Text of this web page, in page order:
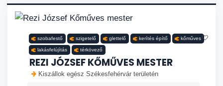
szobafestő szigetelő glettelő kerítés építő kőműves
lakásfelújítás térkövező
REZI JÓZSEF KŐMŰVES MESTER
Kiszállok egész Székesfehérvár területén